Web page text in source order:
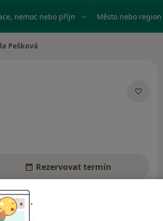
nemoc nebo příjmení Město nebo region
Pešková
Rezervovat termín